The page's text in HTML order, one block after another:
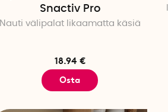
Snactiv Pro
Nauti välipalat likaamatta käsiä
18.94 €
Osta